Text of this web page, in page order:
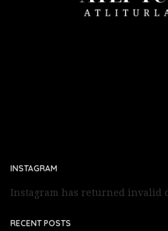
INSTAGRAM
Instagram has returned invalid
RECENT POSTS